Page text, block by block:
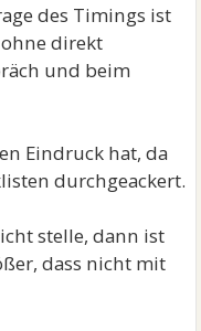
des Timings ist
direkt
und beim
Eindruck hat, da
durchgeackert.
stelle, dann ist
dass nicht mit